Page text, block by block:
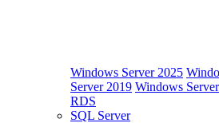
Windows Server 2025
Server 2019 Windows
RDS
SQL Server